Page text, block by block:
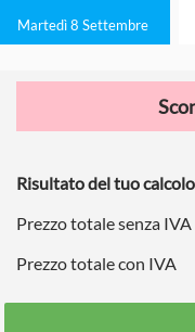
Martedì 8 Settembre
Risultato del tuo
Prezzo totale senza IVA
Prezzo totale con IVA